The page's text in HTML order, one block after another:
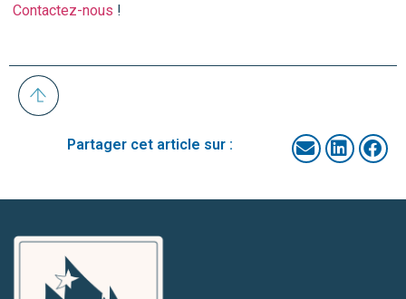
Contactez-nous !
Partager cet article sur :